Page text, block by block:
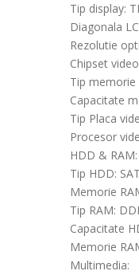
Tip display:
Diagonala
Rezolutie
Chipset
Tip memorie
Capacitate
Tip Placa
Procesor
HDD & RAM:
Tip HDD:
Memorie
Tip RAM:
Capacitate
Memorie
Multimedia: